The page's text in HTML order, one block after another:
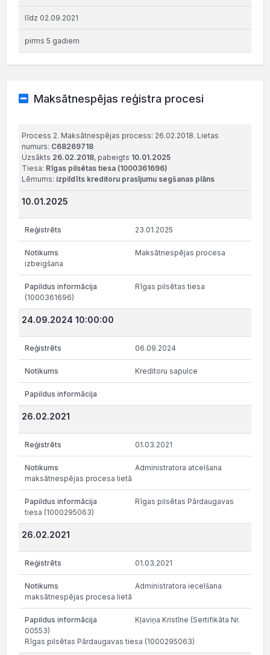
līdz 02.09.2021
pirms 5 gadiem
Maksātnespējas reģistra procesi
Process 2. Maksātnespējas process: 26.02.2018. Lietas
numurs: C68269718
Uzsākts 26.02.2018, pabeigts 10.01.2025
Tiesa: Rīgas pilsētas tiesa (1000361696)
Lēmums: izpildīts kreditoru prasījumu segšanas plāns
10.01.2025
23.01.2025
Maksātnespējas procesa
izbeigšana
Rīgas pilsētas tiesa
(1000361696)
24.09.2024 10:00:00
06.09.2024
Kreditoru sapulce
26.02.2021
01.03.2021
Administratora atcelšana
maksātnespējas procesa lietā
Rīgas pilsētas Pārdaugavas
tiesa (1000295063)
26.02.2021
01.03.2021
Administratora iecelšana
maksātnespējas procesa lietā
Kļaviņa Kristīne (Sertifikāta Nr.
00553)
Rīgas pilsētas Pārdaugavas tiesa (1000295063)